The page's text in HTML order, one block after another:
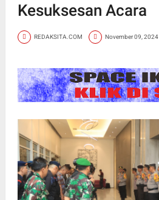
Kesuksesan Acara
REDAKSITA.COM November 09, 2024